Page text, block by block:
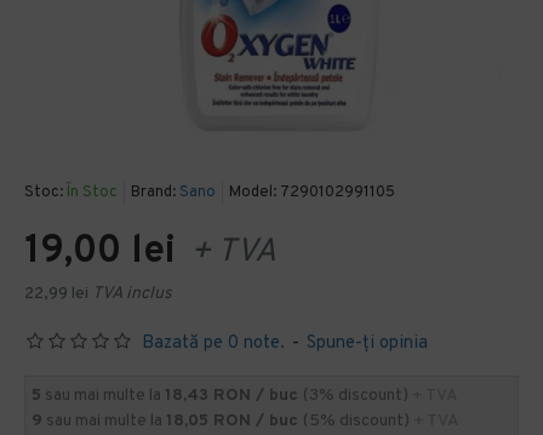
Stoc: În Stoc Brand: Sano Model: 7290102991105
Bazată pe 0 note. - Spune-ţi opinia
19,00 lei + TVA
22,99 lei TVA inclus
5 sau mai multe la 18,43 RON / buc (3% discount)
9 sau mai multe la 18,05 RON / buc (5% discount)